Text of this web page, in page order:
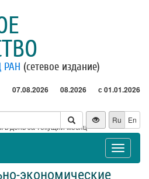
РАН (сетевое издание)
07.08.2026 08.2026 с 01.01.2026
в день за текущий месяц
Ru En
Toggle
экономические